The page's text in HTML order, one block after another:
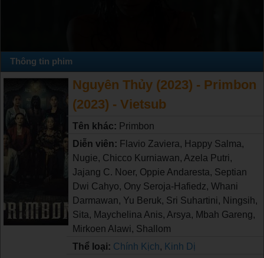
Thông tin phim
Nguyên Thủy (2023) - Primbon
(2023) - Vietsub
Tên khác: Primbon
Diễn viên: Flavio Zaviera, Happy Salma,
Nugie, Chicco Kurniawan, Azela Putri,
Jajang C. Noer, Oppie Andaresta, Septian
Dwi Cahyo, Ony Seroja-Hafiedz, Whani
Darmawan, Yu Beruk, Sri Suhartini, Ningsih,
Sita, Maychelina Anis, Arsya, Mbah Gareng,
Mirkoen Alawi, Shallom
Thể loại: Chính Kịch, Kinh Dị